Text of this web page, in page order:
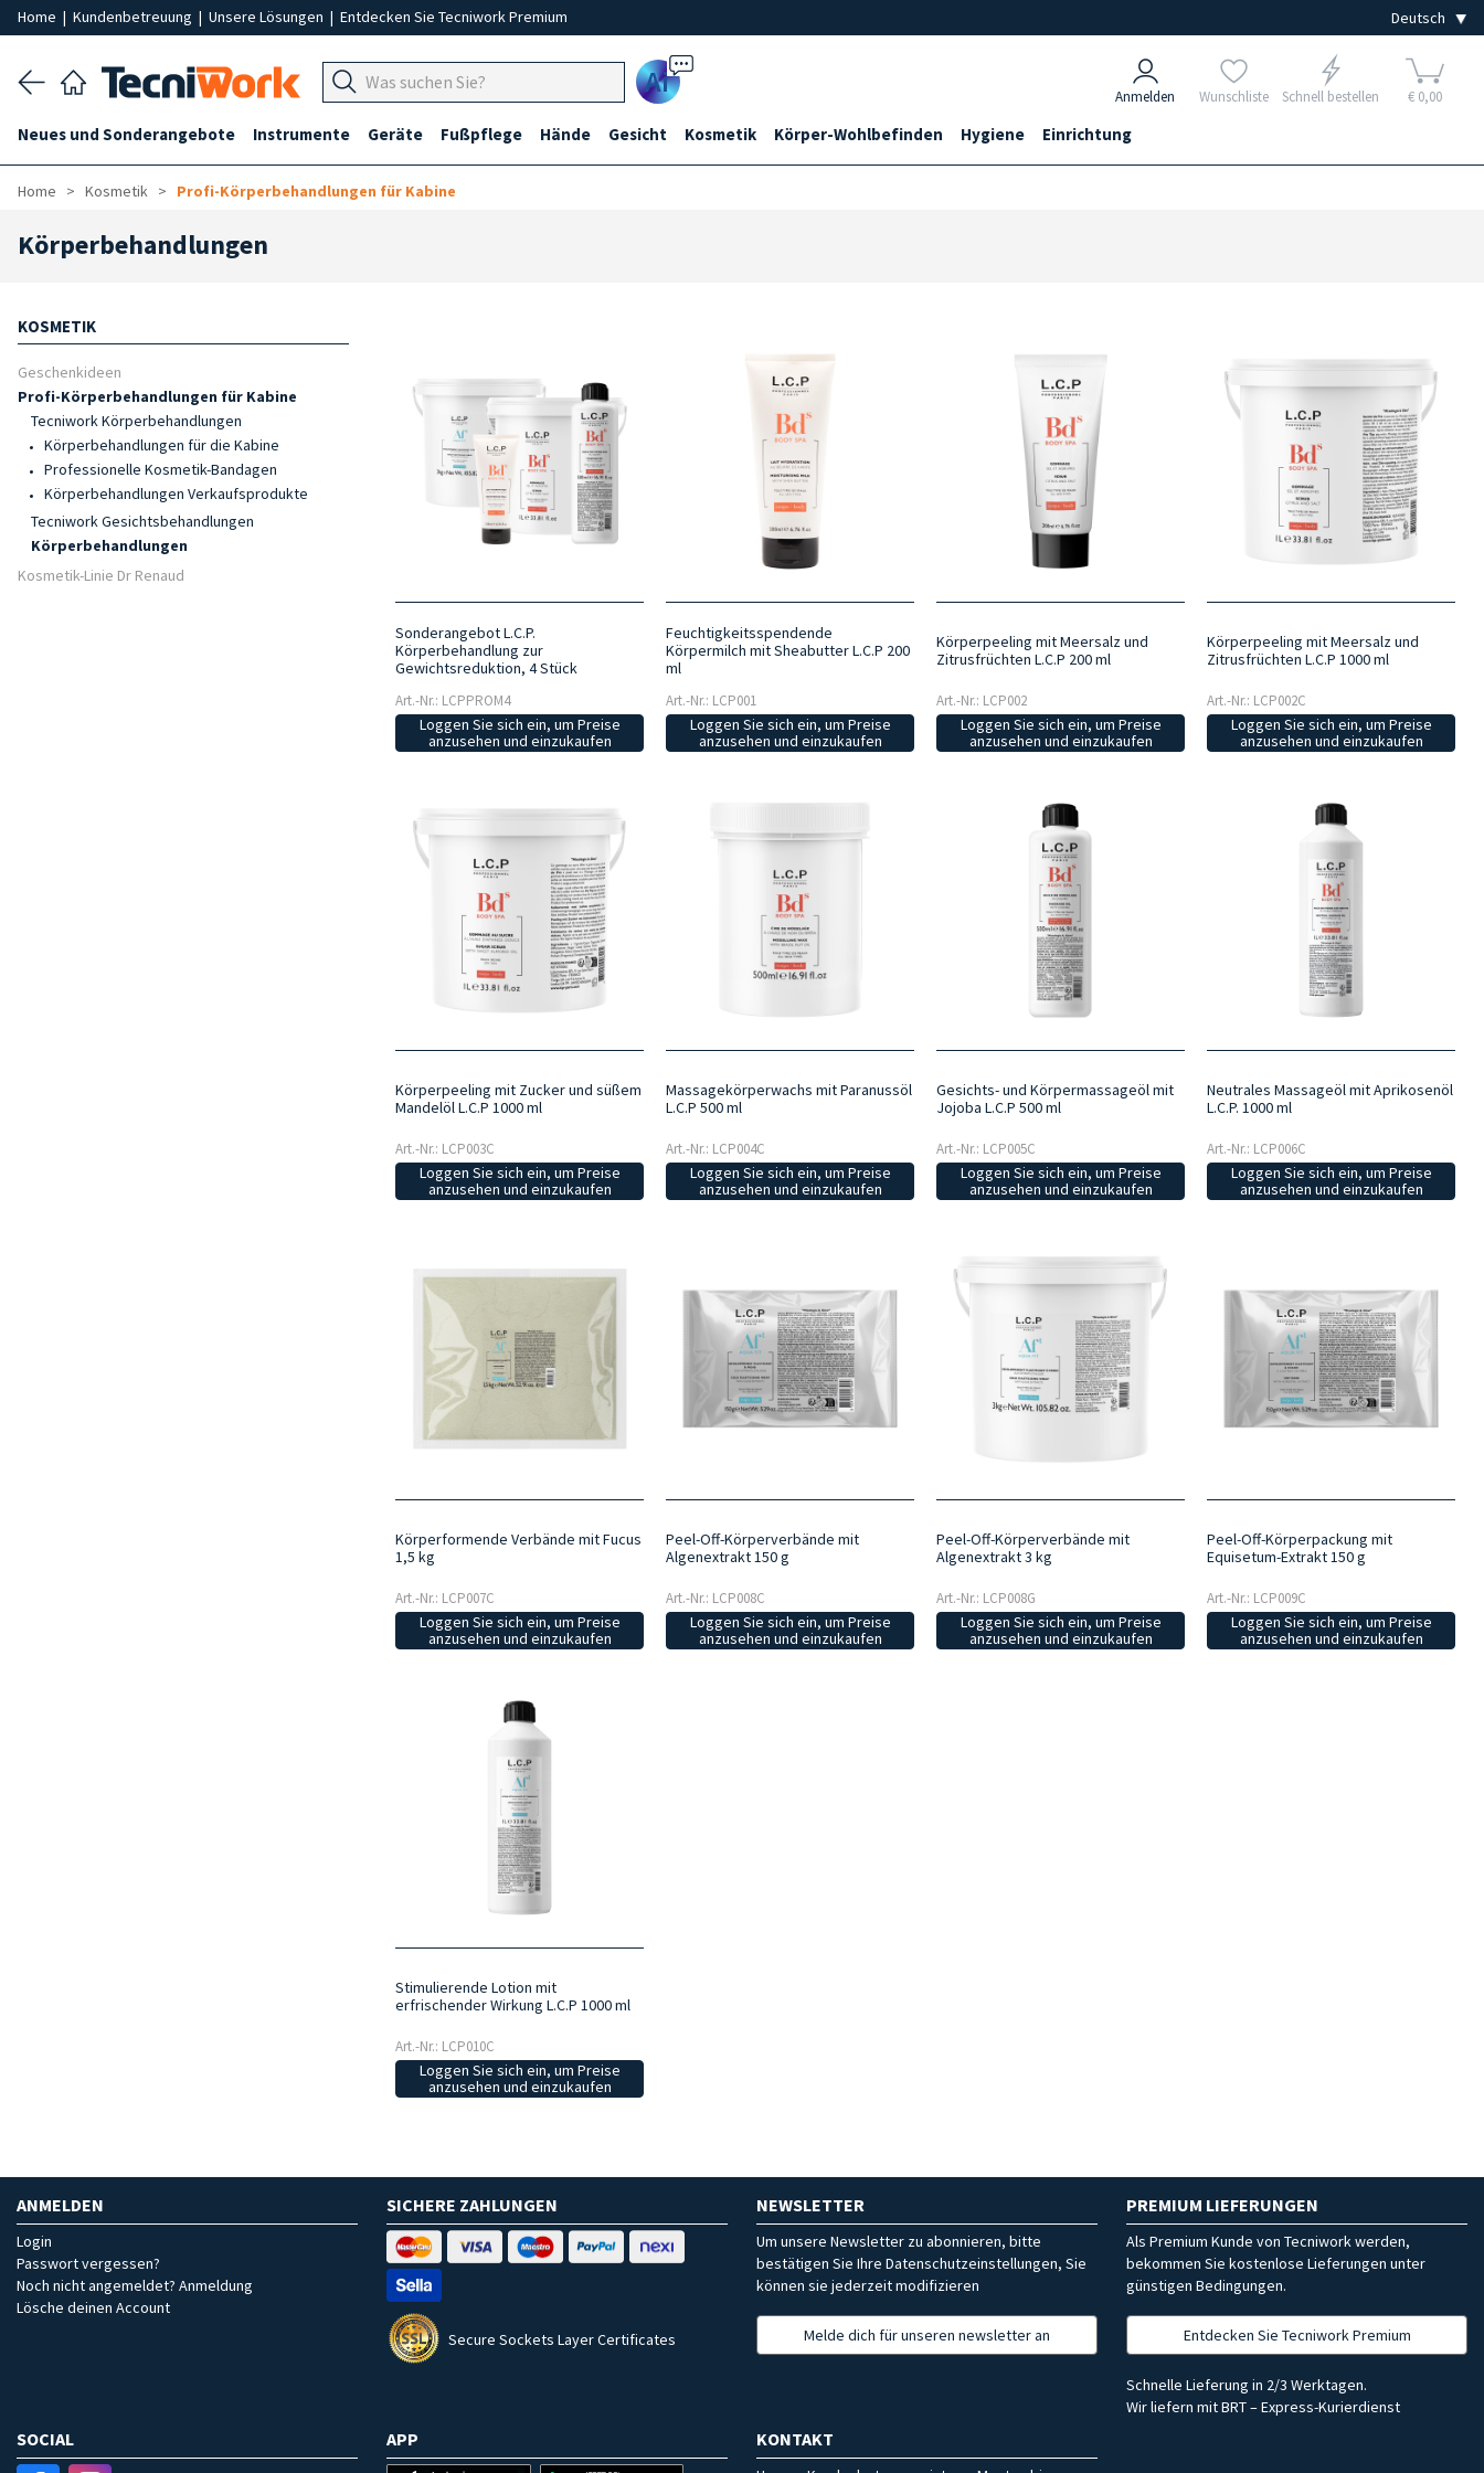
Home | Kundenbetreuung | Unsere Lösungen | Entdecken Sie Tecniwork Premium
Ai Anmelden Wunschliste Schnell bestellen € 0,00
Neues und Sonderangebote Instrumente Geräte Fußpflege Hände Gesicht Kosmetik Körper-Wohlbefinden Hygiene Einrichtung
Home Kosmetik Profi-Körperbehandlungen für Kabine
Körperbehandlungen
KOSMETIK
Geschenkideen
Profi-Körperbehandlungen für Kabine
Tecniwork Körperbehandlungen
Körperbehandlungen für die Kabine
Professionelle Kosmetik-Bandagen
Körperbehandlungen Verkaufsprodukte
Tecniwork Gesichtsbehandlungen
Körperbehandlungen
Kosmetik-Linie Dr Renaud
Sonderangebot L.C.P.
Körperbehandlung zur
Gewichtsreduktion, 4 Stück
Art.-Nr.: LCPPROM4
Loggen Sie sich ein, um Preise
anzusehen und einzukaufen
Feuchtigkeitsspendende
Körpermilch mit Sheabutter L.C.P 200
ml
Art.-Nr.: LCP001
Loggen Sie sich ein, um Preise
anzusehen und einzukaufen
Körperpeeling mit Meersalz und
Zitrusfrüchten L.C.P 200 ml
Art.-Nr.: LCP002
Loggen Sie sich ein, um Preise
anzusehen und einzukaufen
Körperpeeling mit Meersalz und
Zitrusfrüchten L.C.P 1000 ml
Art.-Nr.: LCP002C
Loggen Sie sich ein, um Preise
anzusehen und einzukaufen
Körperpeeling mit Zucker und süßem
Mandelöl L.C.P 1000 ml
Art.-Nr.: LCP003C
Loggen Sie sich ein, um Preise
anzusehen und einzukaufen
Massagekörperwachs mit Paranussöl
L.C.P 500 ml
Art.-Nr.: LCP004C
Loggen Sie sich ein, um Preise
anzusehen und einzukaufen
Gesichts- und Körpermassageöl mit
Jojoba L.C.P 500 ml
Art.-Nr.: LCP005C
Loggen Sie sich ein, um Preise
anzusehen und einzukaufen
Neutrales Massageöl mit Aprikosenöl
L.C.P. 1000 ml
Art.-Nr.: LCP006C
Loggen Sie sich ein, um Preise
anzusehen und einzukaufen
Körperformende Verbände mit Fucus
1,5 kg
Art.-Nr.: LCP007C
Loggen Sie sich ein, um Preise
anzusehen und einzukaufen
Peel-Off-Körperverbände mit
Algenextrakt 150 g
Art.-Nr.: LCP008C
Loggen Sie sich ein, um Preise
anzusehen und einzukaufen
Peel-Off-Körperverbände mit
Algenextrakt 3 kg
Art.-Nr.: LCP008G
Loggen Sie sich ein, um Preise
anzusehen und einzukaufen
Peel-Off-Körperpackung mit
Equisetum-Extrakt 150 g
Art.-Nr.: LCP009C
Loggen Sie sich ein, um Preise
anzusehen und einzukaufen
Stimulierende Lotion mit
erfrischender Wirkung L.C.P 1000 ml
Art.-Nr.: LCP010C
Loggen Sie sich ein, um Preise
anzusehen und einzukaufen
ANMELDEN
Login
Passwort vergessen?
Noch nicht angemeldet? Anmeldung
Lösche deinen Account
SICHERE ZAHLUNGEN
Secure Sockets Layer Certificates
NEWSLETTER
Um unsere Newsletter zu abonnieren, bitte
bestätigen Sie Ihre Datenschutzeinstellungen, Sie
können sie jederzeit modifizieren
Melde dich für unseren newsletter an
PREMIUM LIEFERUNGEN
Als Premium Kunde von Tecniwork werden,
bekommen Sie kostenlose Lieferungen unter
günstigen Bedingungen.
Entdecken Sie Tecniwork Premium
Schnelle Lieferung in 2/3 Werktagen.
Wir liefern mit BRT – Express-Kurierdienst
SOCIAL APP KONTAKT